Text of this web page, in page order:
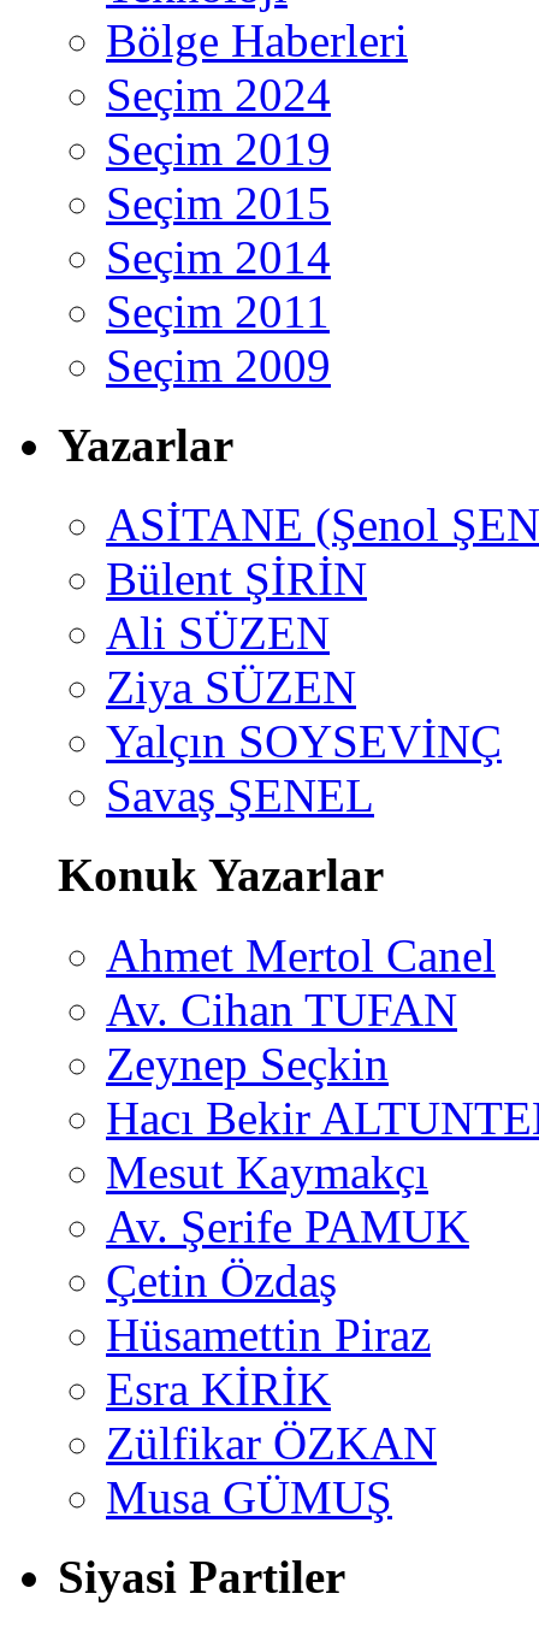
Bölge Haberleri
Seçim 2024
Seçim 2019
Seçim 2015
Seçim 2014
Seçim 2011
Seçim 2009
Yazarlar
ASİTANE (Şenol
Bülent ŞİRİN
Ali SÜZEN
Ziya SÜZEN
Yalçın SOYSEVİNÇ
Savaş ŞENEL
Konuk Yazarlar
Ahmet Mertol Canel
Av. Cihan TUFAN
Zeynep Seçkin
Hacı Bekir
Mesut Kaymakçı
Av. Şerife PAMUK
Çetin Özdaş
Hüsamettin Piraz
Esra KİRİK
Zülfikar ÖZKAN
Musa GÜMUŞ
Siyasi Partiler